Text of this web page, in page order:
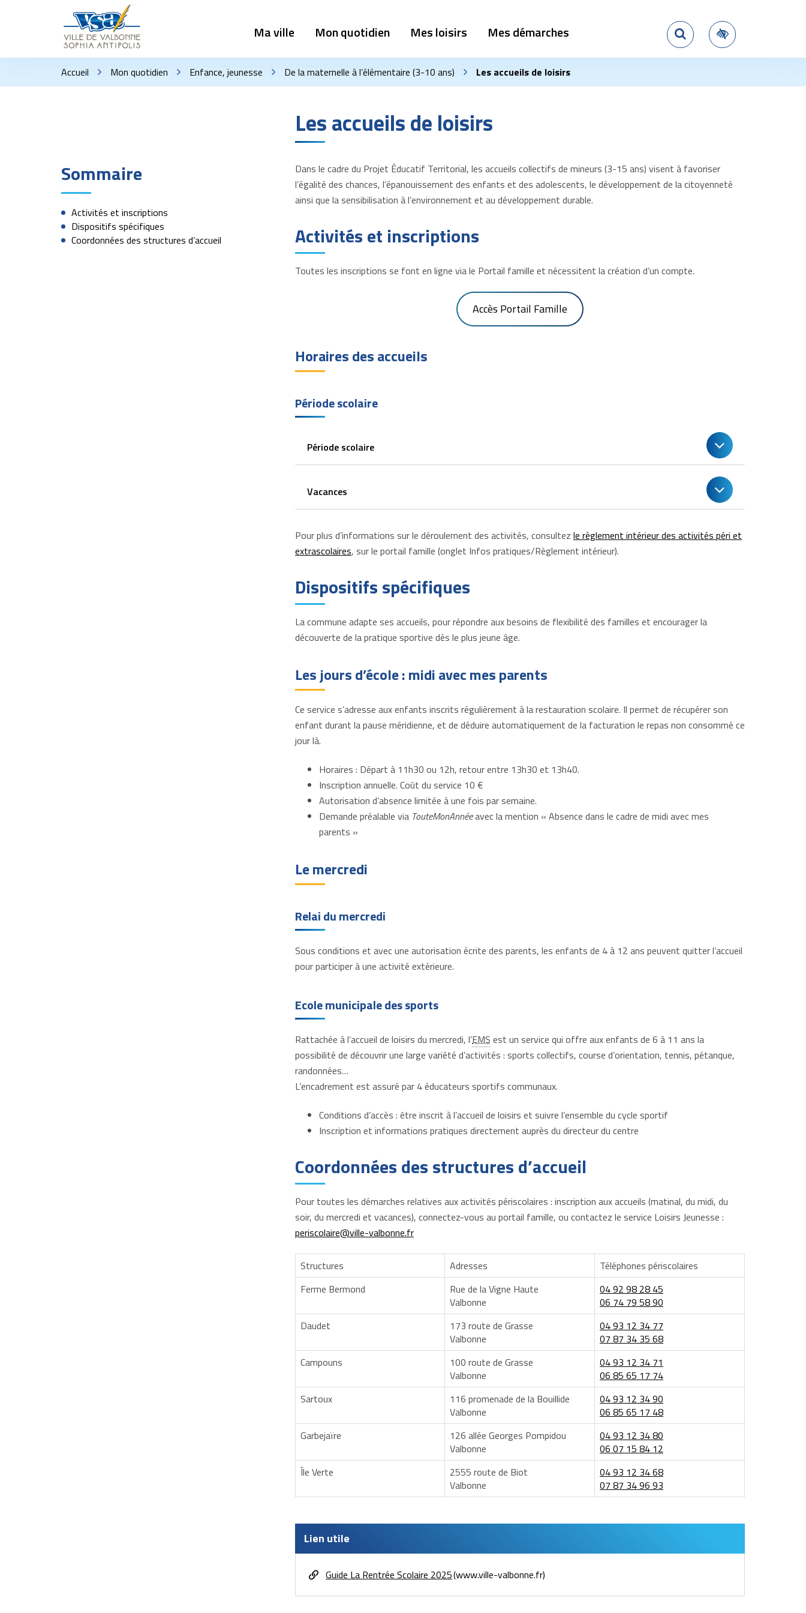
Ma ville Mon quotidien Mes loisirs Mes démarches RechercherAccessibilité
Accueil Mon quotidien Enfance, jeunesse De la maternelle à l’élémentaire (3-10 ans) Les accueils de loisirs
Les accueils de loisirs
Sommaire
Activités et inscriptions
Dispositifs spécifiques
Coordonnées des structures d’accueil
Dans le cadre du Projet Éducatif Territorial, les accueils collectifs de mineurs (3-15 ans) visent à favoriser
l’égalité des chances, l’épanouissement des enfants et des adolescents, le développement de la citoyenneté
ainsi que la sensibilisation à l’environnement et au développement durable.
Activités et inscriptions
Toutes les inscriptions se font en ligne via le Portail famille et nécessitent la création d’un compte.
Accès Portail Famille
Horaires des accueils
Période scolaire
Période scolaire
Vacances
Pour plus d’informations sur le déroulement des activités, consultez le règlement intérieur des activités péri et
extrascolaires, sur le portail famille (onglet Infos pratiques/Règlement intérieur).
Dispositifs spécifiques
La commune adapte ses accueils, pour répondre aux besoins de flexibilité des familles et encourager la
découverte de la pratique sportive dès le plus jeune âge.
Les jours d’école : midi avec mes parents
Ce service s’adresse aux enfants inscrits régulièrement à la restauration scolaire. Il permet de récupérer son
enfant durant la pause méridienne, et de déduire automatiquement de la facturation le repas non consommé ce
jour là.
Horaires : Départ à 11h30 ou 12h, retour entre 13h30 et 13h40.
Inscription annuelle. Coût du service 10 €
Autorisation d’absence limitée à une fois par semaine.
Demande préalable via TouteMonAnnéeavec la mention « Absence dans le cadre de midi avec mes
parents »
Le mercredi
Relai du mercredi
Sous conditions et avec une autorisation écrite des parents, les enfants de 4 à 12 ans peuvent quitter l’accueil
pour participer à une activité extérieure.
Ecole municipale des sports
Rattachée à l’accueil de loisirs du mercredi, l’EMS est un service qui offre aux enfants de 6 à 11 ans la
possibilité de découvrir une large variété d’activités : sports collectifs, course d’orientation, tennis, pétanque,
randonnées…
L’encadrement est assuré par 4 éducateurs sportifs communaux.
Conditions d’accès : être inscrit à l’accueil de loisirs et suivre l’ensemble du cycle sportif
Inscription et informations pratiques directement auprès du directeur du centre
Coordonnées des structures d’accueil
Pour toutes les démarches relatives aux activités périscolaires : inscription aux accueils (matinal, du midi, du
soir, du mercredi et vacances), connectez-vous au portail famille, ou contactez le service Loisirs Jeunesse :
periscolaire@ville-valbonne.fr
Structures Adresses
Téléphones périscolaires
Ferme Bermond
Rue de la Vigne Haute
Valbonne
04 92 98 28 45
06 74 79 58 90
Daudet
173 route de Grasse
Valbonne
04 93 12 34 77
07 87 34 35 68
Campouns
100 route de Grasse
Valbonne
04 93 12 34 71
06 85 65 17 74
Sartoux
116 promenade de la Bouillide
Valbonne
04 93 12 34 90
06 85 65 17 48
Garbejaïre
126 allée Georges Pompidou
Valbonne
04 93 12 34 80
06 07 15 84 12
Île Verte
2555 route de Biot
Valbonne
04 93 12 34 68
07 87 34 96 93
Lien utile
Guide La Rentrée Scolaire 2025 www.ville-valbonne.fr